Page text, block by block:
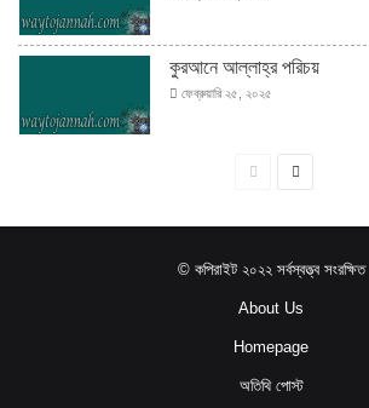
কুরআনে আল্লাহ্‌র পরিচয়
ফেব্রুয়ারি ২৫, ২০২৫
পূর্বের
পরবর্তী
© কপিরাইট ২০২২ সর্বস্বত্ত্ব সংরক্ষিত
About Us
Homepage
অতিথি পোস্ট